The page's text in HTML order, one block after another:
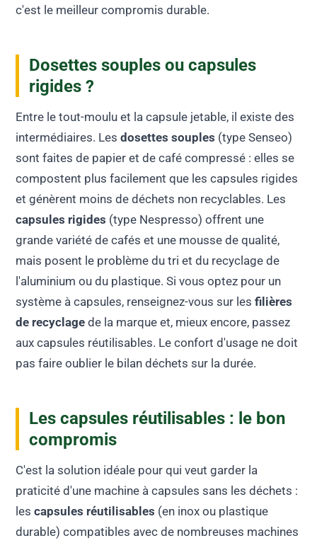
c'est le meilleur compromis durable.
Dosettes souples ou capsules
rigides ?
Entre le tout-moulu et la capsule jetable, il existe des
intermédiaires. Lesdosettes souples (type Senseo)
sont faites de papier et de café compressé : elles se
compostent plus facilement que les capsules rigides
et génèrent moins de déchets non recyclables. Les
capsules rigides (type Nespresso) offrent une
grande variété de cafés et une mousse de qualité,
mais posent le problème du tri et du recyclage de
l'aluminium ou du plastique. Si vous optez pour un
système à capsules, renseignez-vous sur lesfilières
de recyclage de la marque et, mieux encore, passez
aux capsules réutilisables. Le confort d'usage ne doit
pas faire oublier le bilan déchets sur la durée.
Les capsules réutilisables : le bon
compromis
C'est la solution idéale pour qui veut garder la
praticité d'une machine à capsules sans les déchets :
lescapsules réutilisables (en inox ou plastique
durable) compatibles avec de nombreuses machines